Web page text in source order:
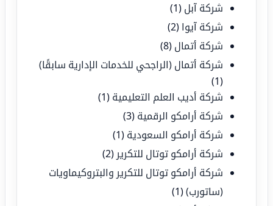
شركة آبل (1)
شركة آيوا (2)
شركة أتمال (8)
شركة أتمال (الراجحي للخدمات الإدارية سابقًا)
(1)
شركة أديب العلم التعليمية (1)
شركة أرامكو الرقمية (3)
شركة أرامكو السعودية (1)
شركة أرامكو توتال للتكرير (2)
شركة أرامكو توتال للتكرير والبتروكيماويات
(ساتورب)(1)